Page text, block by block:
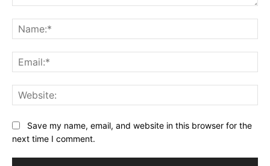
Save my name, email, and website in this browser for the
next time I comment.